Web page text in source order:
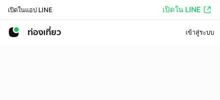
เปิดในแอป LINE เปิดใน LINE
ท่องเที่ยว เข้าสู่ระบบ